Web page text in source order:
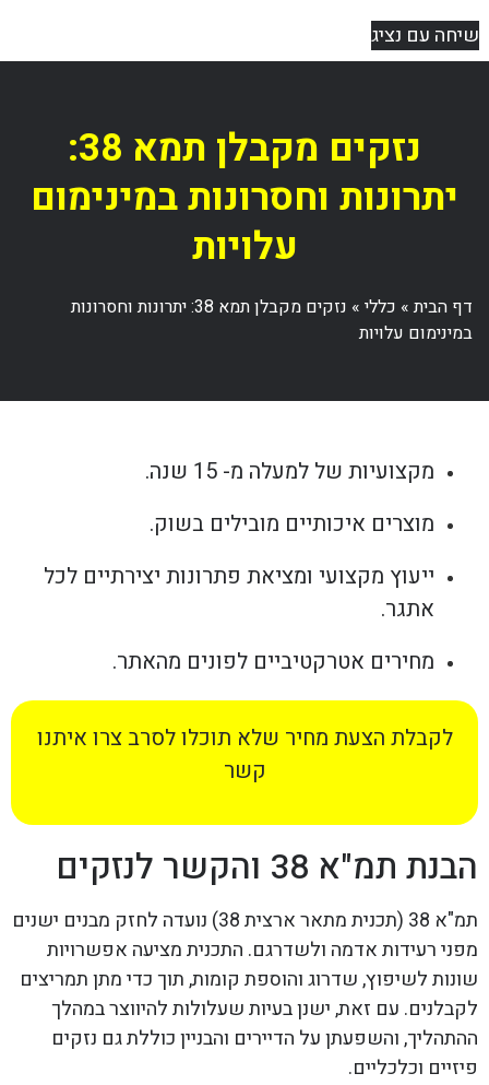
שיחה עם נציג
נזקים מקבלן תמא 38:
יתרונות וחסרונות במינימום
עלויות
דף הבית» כללי»
נזקים מקבלן תמא 38: יתרונות וחסרונות
במינימום עלויות
מקצועיות של למעלה מ- 15 שנה.
מוצרים איכותיים מובילים בשוק.
ייעוץ מקצועי ומציאת פתרונות יצירתיים לכל
אתגר.
מחירים אטרקטיביים לפונים מהאתר.
לקבלת הצעת מחיר שלא תוכלו לסרב צרו איתנו
קשר
הבנת תמ"א 38 והקשר לנזקים
תמ"א 38 (תכנית מתאר ארצית 38) נועדה לחזק מבנים ישנים
מפני רעידות אדמה ולשדרגם. התכנית מציעה אפשרויות
שונות לשיפוץ, שדרוג והוספת קומות, תוך כדי מתן תמריצים
לקבלנים. עם זאת, ישנן בעיות שעלולות להיווצר במהלך
ההתהליך, והשפעתן על הדיירים והבניין כוללת גם נזקים
פיזיים וכלכליים.